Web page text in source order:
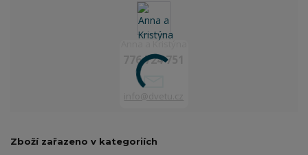
Anna a Kristýna
776 724 751
Zboží zařazeno v kategoriích